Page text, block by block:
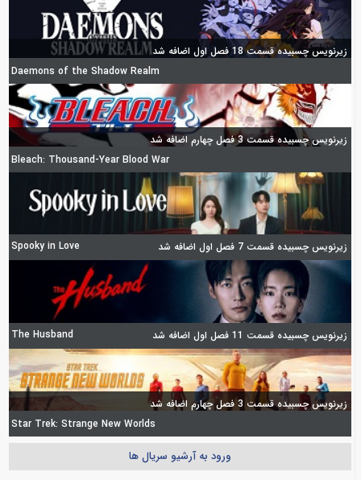
زیرنویس چسبیده قسمت 18 فصل اول اضافه شد
Daemons of the Shadow Realm
زیرنویس چسبیده قسمت 3 فصل چهارم اضافه شد
Bleach: Thousand-Year Blood War
زیرنویس چسبیده قسمت 7 فصل اول اضافه شد Spooky in Love
زیرنویس چسبیده قسمت 11 فصل اول اضافه شد The Husband
زیرنویس چسبیده قسمت 3 فصل چهارم اضافه شد
Star Trek: Strange New Worlds
ورود به آرشیو سریال ها